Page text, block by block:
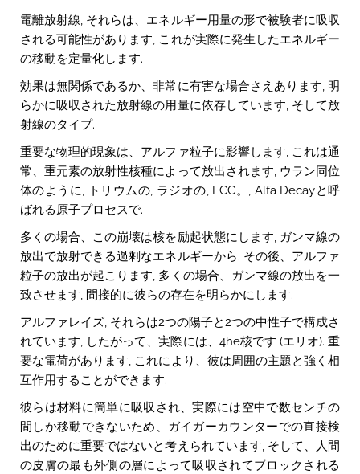
電離放射線, それらは、エネルギー用量の形で被験者に吸収
される可能性があります, これが実際に発生したエネルギー
の移動を定量化します.
効果は無関係であるか、非常に有害な場合さえあります, 明
らかに吸収された放射線の用量に依存しています, そして放
射線のタイプ.
重要な物理的現象は、アルファ粒子に影響します, これは通
常、重元素の放射性核種によって放出されます, ウラン同位
体のように, トリウムの, ラジオの, ECC。, Alfa Decayと呼
ばれる原子プロセスで.
多くの場合、この崩壊は核を励起状態にします, ガンマ線の
放出で放射できる過剰なエネルギーから. その後、アルファ
粒子の放出が起こります, 多くの場合、ガンマ線の放出を一
致させます, 間接的に彼らの存在を明らかにします.
アルファレイズ, それらは2つの陽子と2つの中性子で構成さ
れています, したがって、実際には、4he核です (エリオ). 重
要な電荷があります, これにより、彼は周囲の主題と強く相
互作用することができます.
彼らは材料に簡単に吸収され、実際には空中で数センチの
間しか移動できないため、ガイガーカウンターでの直接検
出のために重要ではないと考えられています, そして、人間
の皮膚の最も外側の層によって吸収されてブロックされる